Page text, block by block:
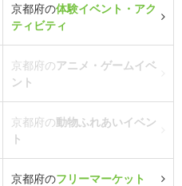
京都府の体験イベント・アク
ティビティ
京都府のアニメ・ゲームイベ
ント
京都府の動物ふれあいイベン
ト
京都府のフリーマーケット